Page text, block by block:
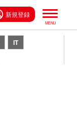
新規登録
IT